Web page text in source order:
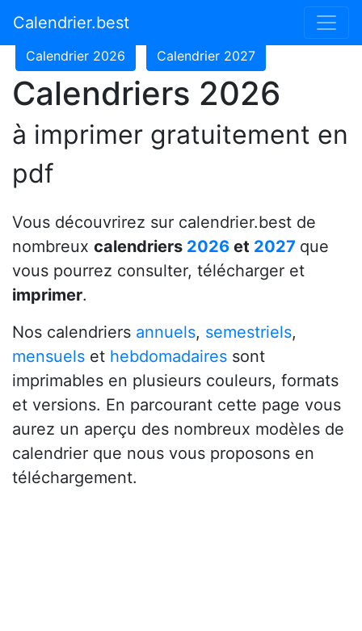
Calendrier.best
Calendrier 2024
Calendrier 2026 Calendrier 2027
Calendriers 2026
à imprimer gratuitement en
pdf
Vous découvrirez sur calendrier.best de
nombreux calendriers 2026 et 2027 que
vous pourrez consulter, télécharger et
imprimer.
Nos calendriers annuels, semestriels,
mensuels et hebdomadaires sont
imprimables en plusieurs couleurs, formats
et versions. En parcourant cette page vous
aurez un aperçu des nombreux modèles de
calendrier que nous vous proposons en
téléchargement.